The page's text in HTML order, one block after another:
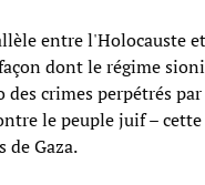
entre l'Holocauste
dont le régime
des crimes perpétrés
le peuple juif –
de Gaza.